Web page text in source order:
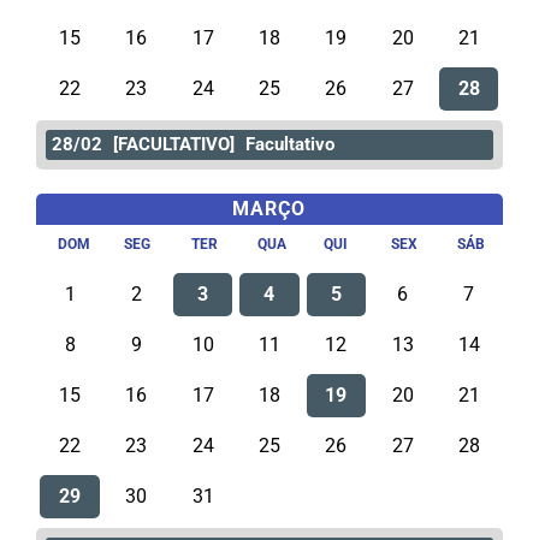
15 16 17 18 19 20 21
22 23 24 25 26 27 28
28/02 [FACULTATIVO] Facultativo
MARÇO
DOM SEG TER QUA QUI SEX SÁB
1 2 3 4 5 6 7
8 9 10 11 12 13 14
15 16 17 18 19 20 21
22 23 24 25 26 27 28
29 30 31